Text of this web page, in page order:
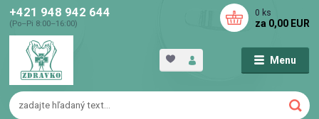
Menu
+421 948 942 644
(Po–Pi 8:00–16:00)
0 ks
za 0,00 EUR